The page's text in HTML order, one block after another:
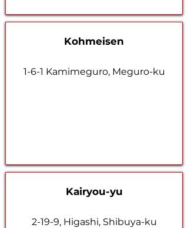
Kohmeisen
1-6-1 Kamimeguro, Meguro-ku
Kairyou-yu
2-19-9, Higashi, Shibuya-ku